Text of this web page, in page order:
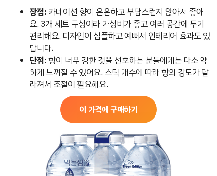
장점: 카네이션 향이 은은하고 부담스럽지 않아서 좋아
요. 3개 세트 구성이라 가성비가 좋고 여러 공간에 두기
편리해요. 디자인이 심플하고 예뻐서 인테리어 효과도 있
답니다.
단점: 향이 너무 강한 것을 선호하는 분들에게는 다소 약
하게 느껴질 수 있어요. 스틱 개수에 따라 향의 강도가 달
라져서 조절이 필요해요.
이 가격에 구매하기